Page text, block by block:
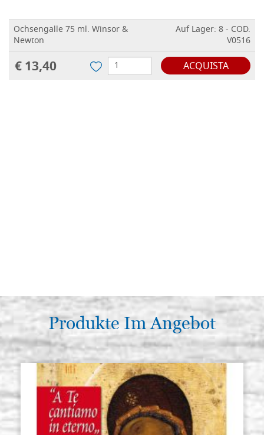
Ochsengalle 75 ml. Winsor &
Newton
Auf Lager: 8 - COD.
V0516
€ 13,40 ACQUISTA
Produkte Im Angebot